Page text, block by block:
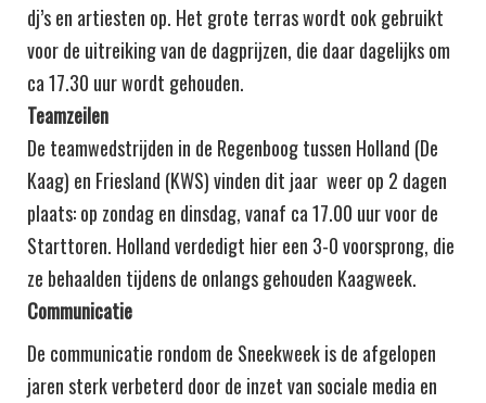
dj’s en artiesten op. Het grote terras wordt ook gebruikt
voor de uitreiking van de dagprijzen, die daar dagelijks om
ca 17.30 uur wordt gehouden.
Teamzeilen
De teamwedstrijden in de Regenboog tussen Holland (De
Kaag) en Friesland (KWS) vinden dit jaar weer op 2 dagen
plaats: op zondag en dinsdag, vanaf ca 17.00 uur voor de
Starttoren. Holland verdedigt hier een 3-0 voorsprong, die
ze behaalden tijdens de onlangs gehouden Kaagweek.
Communicatie
De communicatie rondom de Sneekweek is de afgelopen
jaren sterk verbeterd door de inzet van sociale media en